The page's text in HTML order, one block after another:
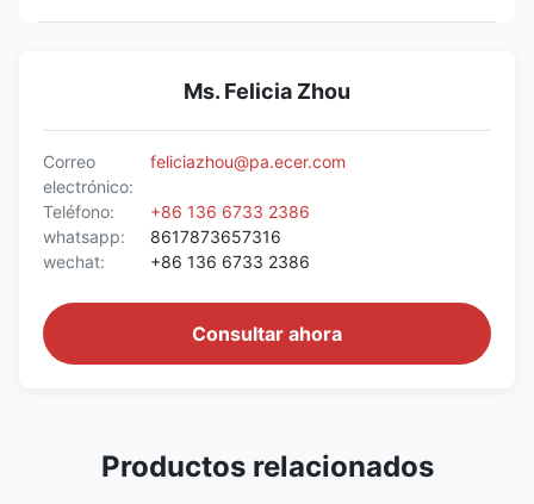
Ms. Felicia Zhou
Correo
electrónico:
feliciazhou@pa.ecer.com
Teléfono:
+86 136 6733 2386
whatsapp:
8617873657316
wechat:
+86 136 6733 2386
Consultar ahora
Productos relacionados